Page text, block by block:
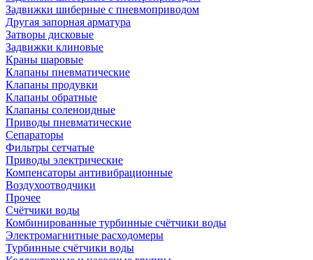
Задвижки шиберные с пневмоприводом
Другая запорная арматура
Затворы дисковые
Задвижки клиновые
Краны шаровые
Клапаны пневматические
Клапаны продувки
Клапаны обратные
Клапаны соленоидные
Приводы пневматические
Сепараторы
Фильтры сетчатые
Приводы электрические
Компенсаторы антивибрационные
Воздухоотводчики
Прочее
Счётчики воды
Комбинированные турбинные счётчики воды
Электромагнитные расходомеры
Турбинные счётчики воды